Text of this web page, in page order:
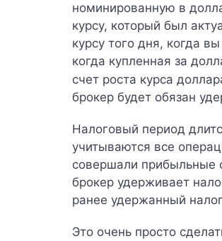
номинированную в
курсу, который был
курсу того дня, когда
когда купленная за
счет роста курса
брокер будет обязан
Налоговый период
учитываются все
совершали прибыльные
брокер удерживает
ранее удержанный
Это очень просто